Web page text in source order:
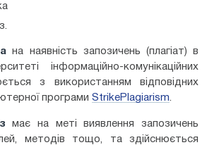
на наявність запозичень (плагіат) в
інформаційно-комунікаційних
з використанням відповідних
програми StrikePlagiarism
має на меті виявлення запозичень
методів тощо, та здійснюється